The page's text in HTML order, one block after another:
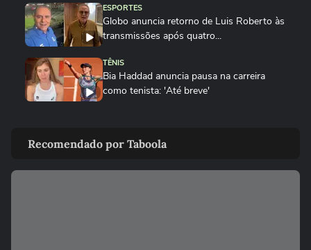
ESPORTES
Globo anuncia retorno de Luis Roberto às
transmissões após quatro...
TÊNIS
Bia Haddad anuncia pausa na carreira
como tenista: 'Até breve'
do mundo no salto em 2026...
SURFE
Recomendado por Taboola